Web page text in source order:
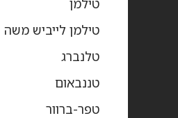
טילמן
טילמן לייביש משה
טלנברג
טננבאום
טפר-ברוור